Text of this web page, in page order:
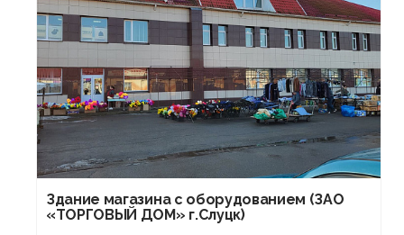
Здание магазина с оборудованием (ЗАО
«ТОРГОВЫЙ ДОМ» г.Слуцк)